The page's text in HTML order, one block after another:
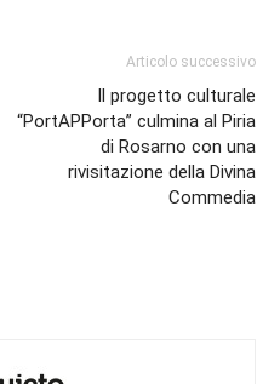
Articolo successivo
Il progetto culturale
“PortAPPorta” culmina al Piria
di Rosarno con una
rivisitazione della Divina
Commedia